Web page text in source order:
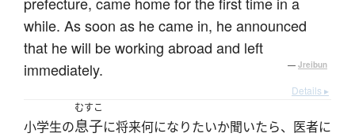
while. As soon as he came in, he announced
that he will be working abroad and left
immediately.
— Jreibun
Details ▸
小学生の
むすこ
息子に将来何になりたいか聞いたら、医者に